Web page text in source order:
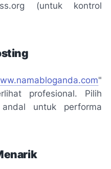
(untuk kontrol
"
profesional. Pilih
untuk performa